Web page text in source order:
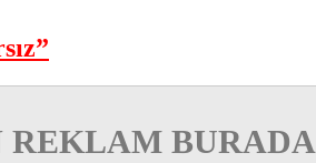
REKLAM BURADA